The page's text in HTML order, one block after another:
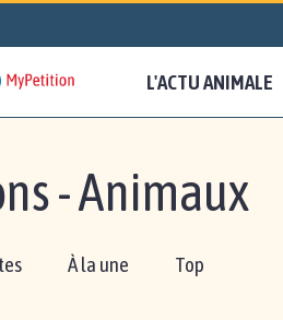
L'ACTU ANIMALE
- Animaux
À la une Top